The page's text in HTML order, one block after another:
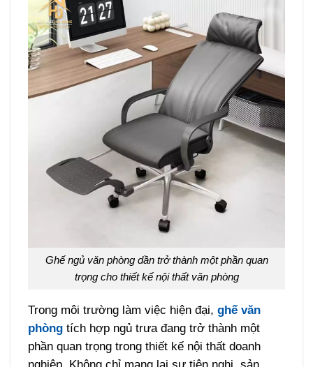
Ghế ngủ văn phòng dần trở thành một phần quan
trọng cho thiết kế nội thất văn phòng
Trong môi trường làm việc hiện đại,ghế văn
phòng tích hợp ngủ trưa đang trở thành một
phần quan trọng trong thiết kế nội thất doanh